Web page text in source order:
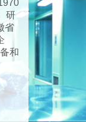
研
省
和